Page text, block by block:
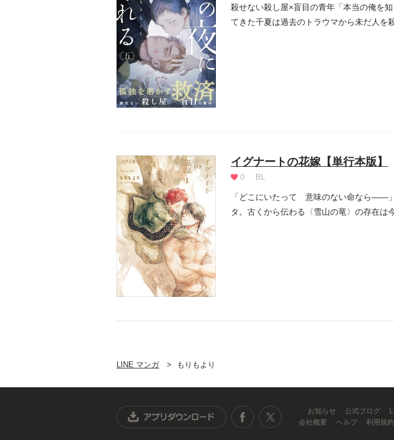
殺せない殺し屋×盲目の青年「本当の俺を
てきた千夏は過去のトラウマから未だ人を
イグナートの花嫁【単行本版】
0 BL
「どこにいたって 意味のない命なら――
タ。古くから伝わる〈雪山の竜〉の存在は
LINE マンガ もりもより
お知らせ 公式ブログ
会社概要
ヘルプ 利用規約